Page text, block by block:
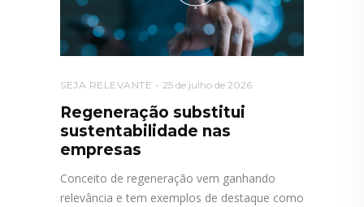
SEJA RELEVANTE 25 de julho de 2026
Regeneração substitui
sustentabilidade nas
empresas
Conceito de regeneração vem ganhando
relevância e tem exemplos de destaque como